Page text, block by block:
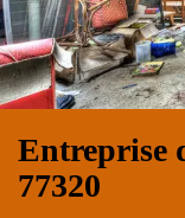
Entreprise
77320